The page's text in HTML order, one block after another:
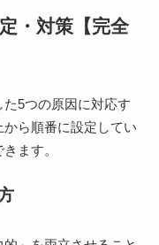
・対策【完全
5つの原因に対応す
ら順番に設定してい
ます。